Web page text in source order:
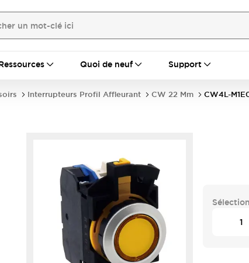
Quoi de neuf Support
Interrupteurs Profil Affleurant CW 22 Mm CW4L-